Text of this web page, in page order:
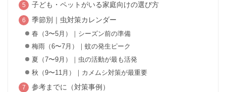
子ども・ペットがいる家庭向けの選び方
季節別｜虫対策カレンダー
春（3〜5月）｜シーズン前の準備
梅雨（6〜7月）｜蚊の発生ピーク
夏（7〜9月）｜虫の活動が最も活発
秋（9〜11月）｜カメムシ対策が最重要
参考までに（対策事例）